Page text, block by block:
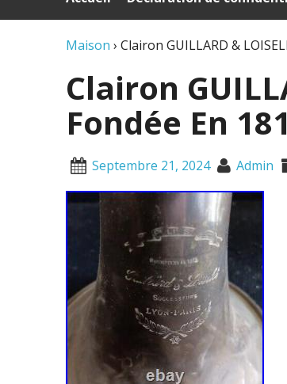
Maison › Clairon GUILLARD &
Clairon
Fondée En
Septembre 21, 2024 Admin